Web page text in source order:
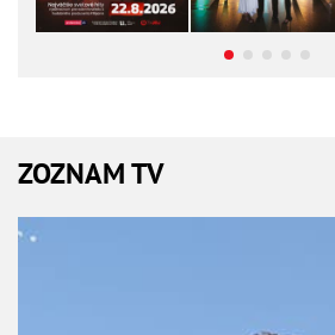
ZOZNAM TV